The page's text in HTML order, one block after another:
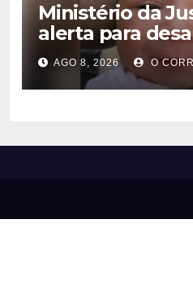
Ministério da
alerta para
de bebê de 28
polícia apura
sequestro
AGO 8, 2026 O